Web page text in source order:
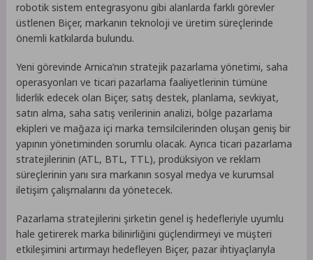
robotik sistem entegrasyonu gibi alanlarda farklı görevler
üstlenen Biçer, markanın teknoloji ve üretim süreçlerinde
önemli katkılarda bulundu.
Yeni görevinde Arnica’nın stratejik pazarlama yönetimi, saha
operasyonları ve ticari pazarlama faaliyetlerinin tümüne
liderlik edecek olan Biçer, satış destek, planlama, sevkiyat,
satın alma, saha satış verilerinin analizi, bölge pazarlama
ekipleri ve mağaza içi marka temsilcilerinden oluşan geniş bir
yapının yönetiminden sorumlu olacak. Ayrıca ticari pazarlama
stratejilerinin (ATL, BTL, TTL), prodüksiyon ve reklam
süreçlerinin yanı sıra markanın sosyal medya ve kurumsal
iletişim çalışmalarını da yönetecek.
Pazarlama stratejilerini şirketin genel iş hedefleriyle uyumlu
hale getirerek marka bilinirliğini güçlendirmeyi ve müşteri
etkileşimini artırmayı hedefleyen Biçer, pazar ihtiyaçlarıyla